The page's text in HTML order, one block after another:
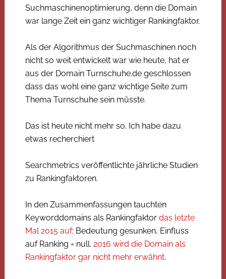
Suchmaschinenoptimierung, denn die Domain
war lange Zeit ein ganz wichtiger Rankingfaktor.
Als der Algorithmus der Suchmaschinen noch
nicht so weit entwickelt war wie heute, hat er
aus der Domain Turnschuhe.de geschlossen
dass das wohl eine ganz wichtige Seite zum
Thema Turnschuhe sein müsste.
Das ist heute nicht mehr so. Ich habe dazu
etwas recherchiert
Searchmetrics veröffentlichte jährliche Studien
zu Rankingfaktoren.
In den Zusammenfassungen tauchten
Keyworddomains als Rankingfaktor das letzte
Mal 2015 auf: Bedeutung gesunken, Einfluss
auf Ranking = null. 2016 wird die Domain als
Rankingfaktor gar nicht mehr erwähnt.